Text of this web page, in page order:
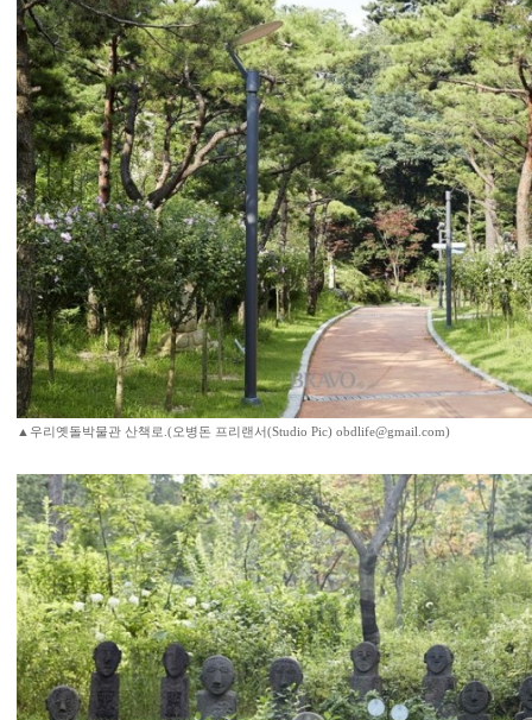
▲우리옛돌박물관 산책로.(오병돈 프리랜서(Studio Pic) obdlife@gmail.com)